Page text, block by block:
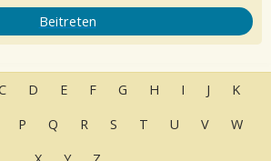
Beitreten
D E F G H I J
K
P Q R S T U V
W